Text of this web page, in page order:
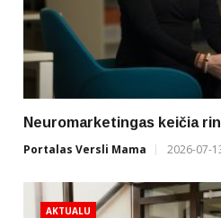
Neuromarketingas keičia
Portalas Versli Mama
2026-07-
AKTUALU